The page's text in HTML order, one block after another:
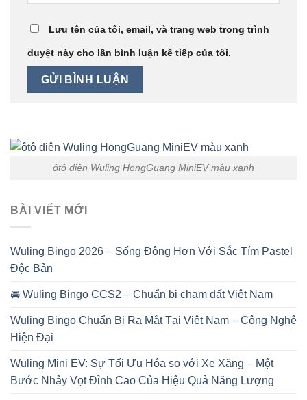
Lưu tên của tôi, email, và trang web trong trình
duyệt này cho lần bình luận kế tiếp của tôi.
ôtô điện Wuling HongGuang MiniEV màu xanh
BÀI VIẾT MỚI
Wuling Bingo 2026 – Sống Động Hơn Với Sắc Tím Pastel
Độc Bản
🚘 Wuling Bingo CCS2 – Chuẩn bị chạm đất Việt Nam
Wuling Bingo Chuẩn Bị Ra Mắt Tại Việt Nam – Công Nghệ
Hiện Đại
Wuling Mini EV: Sự Tối Ưu Hóa so với Xe Xăng – Một
Bước Nhảy Vọt Đỉnh Cao Của Hiệu Quả Năng Lượng